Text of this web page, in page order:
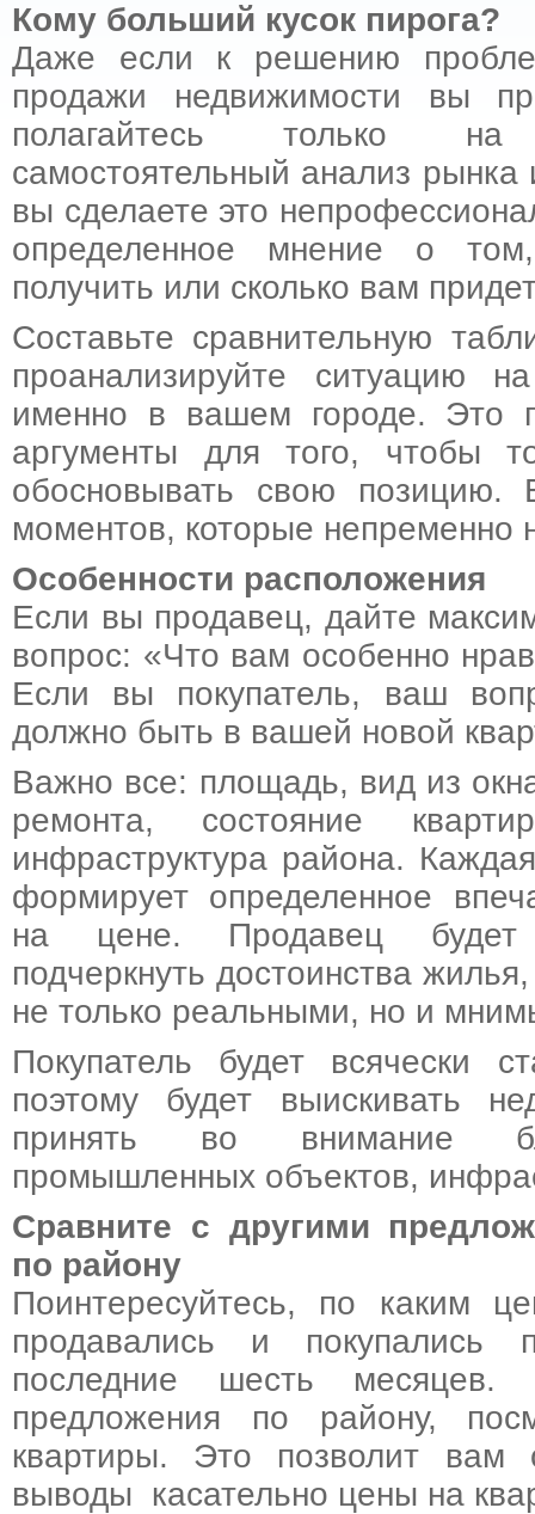
Кому больший кусок пирога?
Даже если к решению
продажи недвижимости вы
полагайтесь только
самостоятельный анализ рынка
вы сделаете это
определенное мнение о
получить или сколько вам
Составьте сравнительную
проанализируйте ситуацию
именно в вашем городе. Это
аргументы для того, чтобы
обосновывать свою позицию.
моментов, которые непременно
Особенности расположения
Если вы продавец, дайте
вопрос: «Что вам особенно
Если вы покупатель, ваш
должно быть в вашей новой
Важно все: площадь, вид из
ремонта, состояние
инфраструктура района.
формирует определенное
на цене. Продавец будет
подчеркнуть достоинства
не только реальными, но и
Покупатель будет всячески
поэтому будет выискивать
принять во внимание
промышленных объектов,
Сравните с другими
по району
Поинтересуйтесь, по каким
продавались и покупались
последние шесть месяцев.
предложения по району,
квартиры. Это позволит вам
выводы касательно цены на